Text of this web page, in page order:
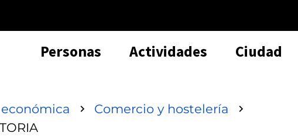
Personas Actividades Ciudad
Comercio y hostelería